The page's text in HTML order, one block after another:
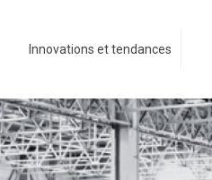
Innovations et tendances